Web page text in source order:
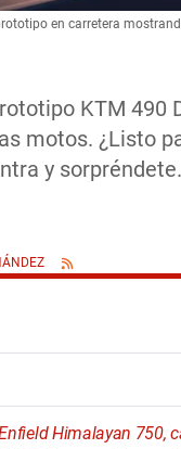
KTM 490
motos. ¿Listo
y sorpréndete.
en carretera
Himalayan 750,